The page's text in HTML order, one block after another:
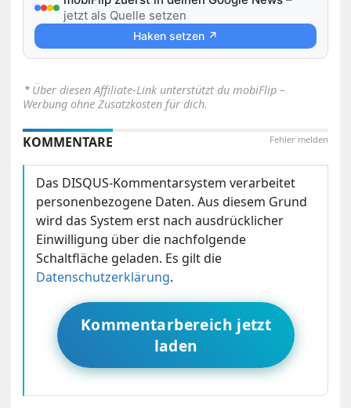
jetzt als Quelle setzen
Haken setzen ↗
⋆ Über diesen Affiliate-Link unterstützt du mobiFlip –
Werbung ohne Zusatzkosten für dich.
Fehler melden
KOMMENTARE
Das DISQUS-Kommentarsystem verarbeitet
personenbezogene Daten. Aus diesem Grund
wird das System erst nach ausdrücklicher
Einwilligung über die nachfolgende
Schaltfläche geladen. Es gilt die
Datenschutzerklärung.
Kommentarbereich jetzt
laden